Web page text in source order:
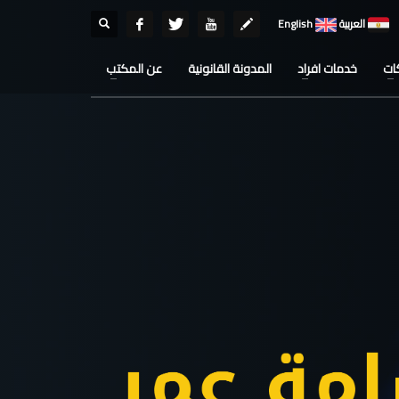
العربية English
خدمات افراد المدونة القانونية عن المكتب